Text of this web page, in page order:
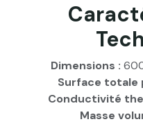
Dimensions :
Surface totale
Conductivité
Masse